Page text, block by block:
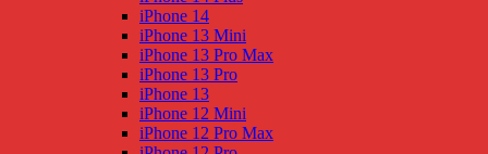
iPhone 14
iPhone 13 Mini
iPhone 13 Pro Max
iPhone 13 Pro
iPhone 13
iPhone 12 Mini
iPhone 12 Pro Max